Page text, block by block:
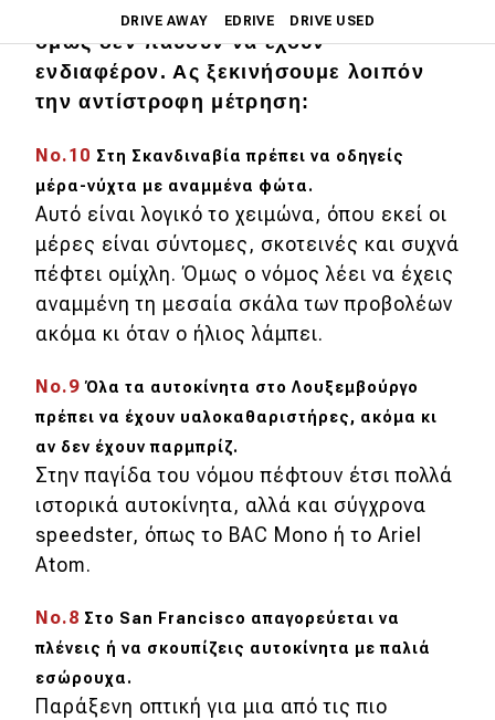
DRIVE AWAY EDRIVE DRIVE USED
Main navigation
Επικαιρότητα
Νέα μοντέλα
Πρωτότυπα
Ελλάδα
Κόσμος
Τεχνολογία
Αγορά
Απόψεις
Test Drive
Δοκιμή
Αποστολή
Συγκρίνουμε
μη σας φανούν και τόσο παράλογοι,
όμως δεν παύουν να έχουν
ενδιαφέρον. Ας ξεκινήσουμε λοιπόν
την αντίστροφη μέτρηση:
Νο.10 Στη Σκανδιναβία πρέπει να οδηγείς
μέρα-νύχτα με αναμμένα φώτα.
Αυτό είναι λογικό το χειμώνα, όπου εκεί οι
μέρες είναι σύντομες, σκοτεινές και συχνά
πέφτει ομίχλη. Όμως ο νόμος λέει να έχεις
αναμμένη τη μεσαία σκάλα των προβολέων
ακόμα κι όταν ο ήλιος λάμπει.
Νο.9 Όλα τα αυτοκίνητα στο Λουξεμβούργο
πρέπει να έχουν υαλοκαθαριστήρες, ακόμα κι
αν δεν έχουν παρμπρίζ.
Στην παγίδα του νόμου πέφτουν έτσι πολλά
ιστορικά αυτοκίνητα, αλλά και σύγχρονα
speedster, όπως το BAC Mono ή το Ariel
Atom.
No.8 Στο San Francisco απαγορεύεται να
πλένεις ή να σκουπίζεις αυτοκίνητα με παλιά
εσώρουχα.
Παράξενη οπτική για μια από τις πιο